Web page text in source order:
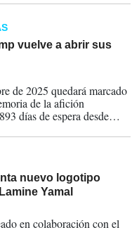
en el palmarés
vuelve a abrir sus
de 2025 quedará marcado
de la afición
días de espera desde
cerró la temporada con
0 ante el Mallorca, el
Camp Nou se hizo
para presenciar un
la primera plantilla.
nuevo logotipo
Yamal
en colaboración con el